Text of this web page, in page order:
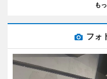
も
フォ